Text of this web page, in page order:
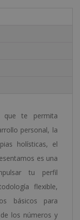
que te permita
personal, la
holísticas, el
es una
tu perfil
flexible,
básicos para
los números y